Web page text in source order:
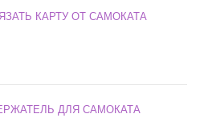
КАРТУ ОТ САМОКАТА
ДЛЯ САМОКАТА